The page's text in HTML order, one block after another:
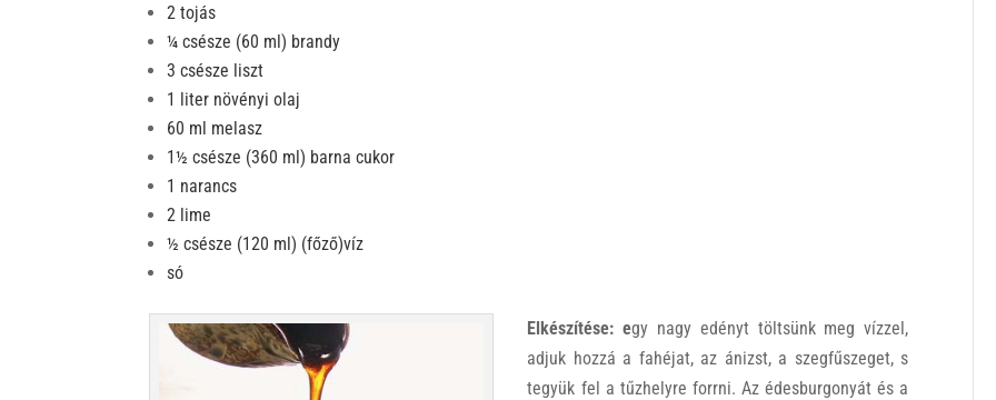
2 tojás
¼ csésze (60 ml) brandy
3 csésze liszt
1 liter növényi olaj
60 ml melasz
1½ csésze (360 ml) barna cukor
1 narancs
2 lime
½ csésze (120 ml) (főző)víz
só
Elkészítése: egy nagy edényt töltsünk meg vízzel,
adjuk hozzá a fahéjat, az ánizst, a szegfűszeget, s
tegyük fel a tűzhelyre forrni. Az édesburgonyát és a